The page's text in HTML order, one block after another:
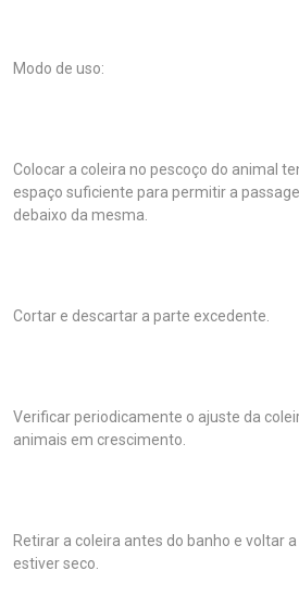
Modo de uso:
Colocar a coleira no pescoço do animal
espaço suficiente para permitir a
debaixo da mesma.
Cortar e descartar a parte excedente.
Verificar periodicamente o ajuste da
animais em crescimento.
Retirar a coleira antes do banho e voltar
estiver seco.